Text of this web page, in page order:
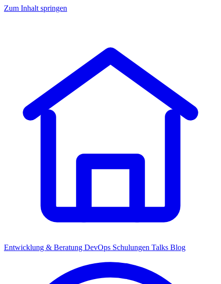
Zum Inhalt springen
Entwicklung & Beratung DevOps Schulungen Talks Blog